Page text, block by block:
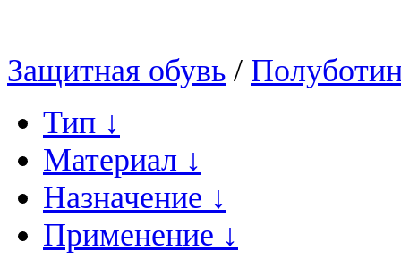
Защитная обувь /
Тип ↓
Материал ↓
Назначение ↓
Применение ↓